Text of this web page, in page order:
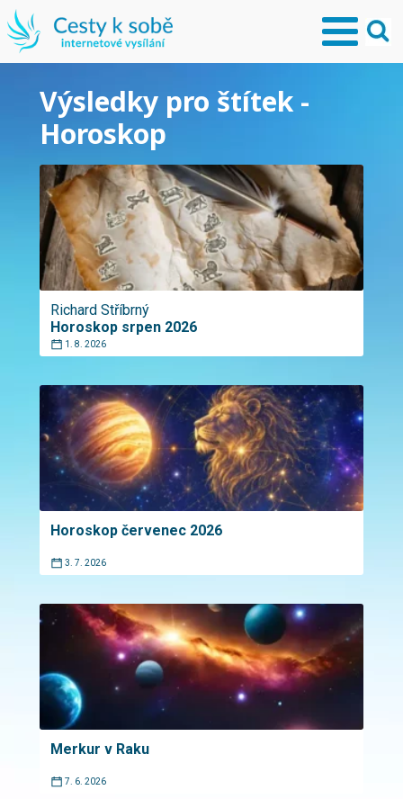
Výsledky pro štítek -
Horoskop
Richard Stříbrný
Horoskop srpen 2026
1. 8. 2026
Horoskop červenec 2026
3. 7. 2026
Merkur v Raku
7. 6. 2026